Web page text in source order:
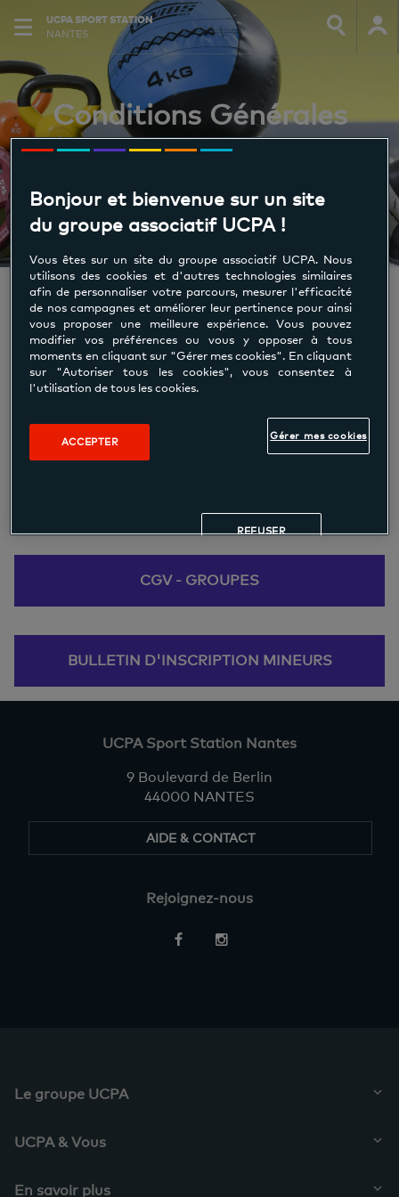
UCPA SPORT STATION
NANTES
Conditions Générales
d'Inscription
CGV & bulletins d'inscription
Découvrez et téléchargez les conditions
générales de ventes pour les groupes et les
individuels ainsi que les bulletins
CGV - GROUPES
BULLETIN D'INSCRIPTION MINEURS
UCPA Sport Station Nantes
9 Boulevard de Berlin
44000 NANTES
AIDE & CONTACT
Rejoignez-nous
Le groupe UCPA
UCPA & Vous
En savoir plus
Bonjour et bienvenue sur un site
du groupe associatif UCPA !
Vous êtes sur un site du groupe associatif UCPA. Nous
utilisons des cookies et d'autres technologies similaires
afin de personnaliser votre parcours, mesurer l'efficacité
de nos campagnes et améliorer leur pertinence pour ainsi
vous proposer une meilleure expérience. Vous pouvez
modifier vos préférences ou vous y opposer à tous
moments en cliquant sur "Gérer mes cookies". En cliquant
sur "Autoriser tous les cookies", vous consentez à
l'utilisation de tous les cookies.
Gérer mes cookies
REFUSER
ACCEPTER